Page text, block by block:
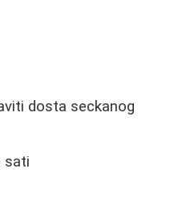
dosta seckanog
sati